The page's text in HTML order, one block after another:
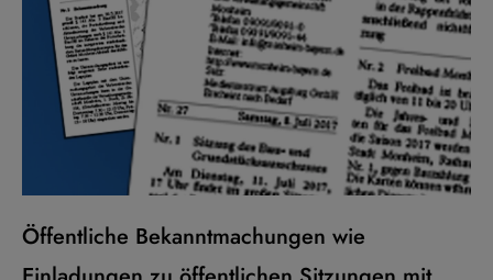
Öffentliche Bekanntmachungen wie